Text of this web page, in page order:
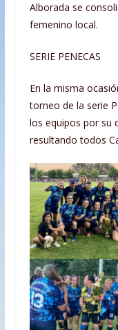
Alborada se
femenino local.
SERIE PENECAS
En la misma
torneo de la serie
los equipos por su
resultando todos